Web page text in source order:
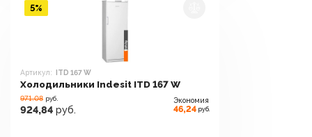
Артикул: ITD 167 W
Холодильники Indesit ITD 167 W
971.08 руб.
924,84 руб.
Экономия
46,24 руб.
5%